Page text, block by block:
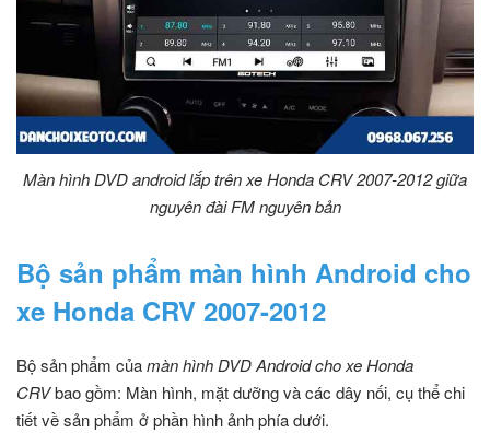
Màn hình DVD android lắp trên xe Honda CRV 2007-2012 giữa
nguyên đài FM nguyên bản
Bộ sản phẩm màn hình Android cho
xe Honda CRV 2007-2012
Bộ sản phẩm củamàn hình DVD Android cho xe Honda
CRVbao gồm: Màn hình, mặt dưỡng và các dây nối, cụ thể chi
tiết về sản phẩm ở phần hình ảnh phía dưới.